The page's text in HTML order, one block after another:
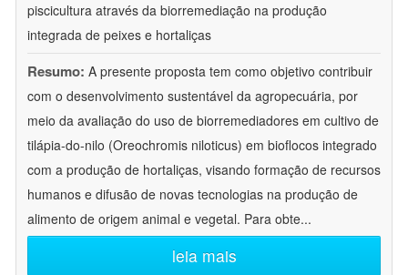
piscicultura através da biorremediação na produção
integrada de peixes e hortaliças
Resumo: A presente proposta tem como objetivo contribuir
com o desenvolvimento sustentável da agropecuária, por
meio da avaliação do uso de biorremediadores em cultivo de
tilápia-do-nilo (Oreochromis niloticus) em bioflocos integrado
com a produção de hortaliças, visando formação de recursos
humanos e difusão de novas tecnologias na produção de
alimento de origem animal e vegetal. Para obte...
leia mais